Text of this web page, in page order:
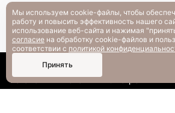
Каталог Поиск
РАЗМЕРНАЯ СЕТКА
Вопрос-ответ
Мы используем cookie-файлы, чтобы
работу и повысить эффективность нашего
использование веб-сайта и нажимая
согласие на обработку cookie-файлов и
соответствии с политикой
Принять